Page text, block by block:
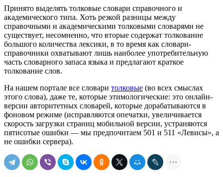
Принято выделять толковые словари справочного и
академического типа. Хоть резкой разницы между
справочными и академическими толковыми словарями не
существует, несомненно, что вторые содержат толкование
большого количества лексики, в то время как словари-
справочники охватывают лишь наиболее употребительную
часть словарного запаса языка и предлагают краткое
толкование слов.
На нашем портале все словари толковые (во всех смыслах
этого слова), даже те, которые этимологические: это онлайн-
версии авторитетных словарей, которые дорабатываются в
фоновом режиме (исправляются опечатки, увеличивается
скорость загрузки страниц мобильной версии, устраняются
пятисотые ошибки — мы предпочитаем 501 и 511 «Левисы», а
не ошибки сервера).